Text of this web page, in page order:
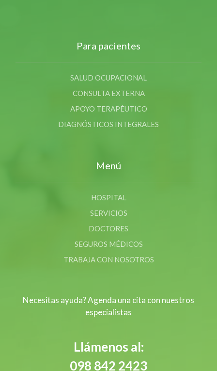
Para pacientes
SALUD OCUPACIONAL
CONSULTA EXTERNA
APOYO TERAPÉUTICO
DIAGNÓSTICOS INTEGRALES
Menú
HOSPITAL
SERVICIOS
DOCTORES
SEGUROS MÉDICOS
TRABAJA CON NOSOTROS
Necesitas ayuda? Agenda una cita con nuestros
especialistas
Llámenos al:
098 842 2423